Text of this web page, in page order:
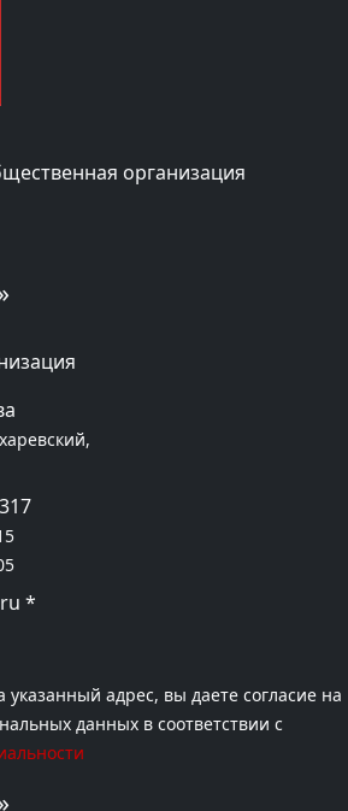
организация
*
адрес, вы даете согласие на
данных в соответствии с